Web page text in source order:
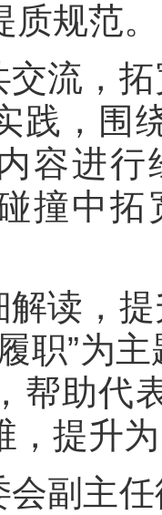
规范。
交流，
践，围
容进
撞中
解读，
职”为
帮助代
，提升
会副主